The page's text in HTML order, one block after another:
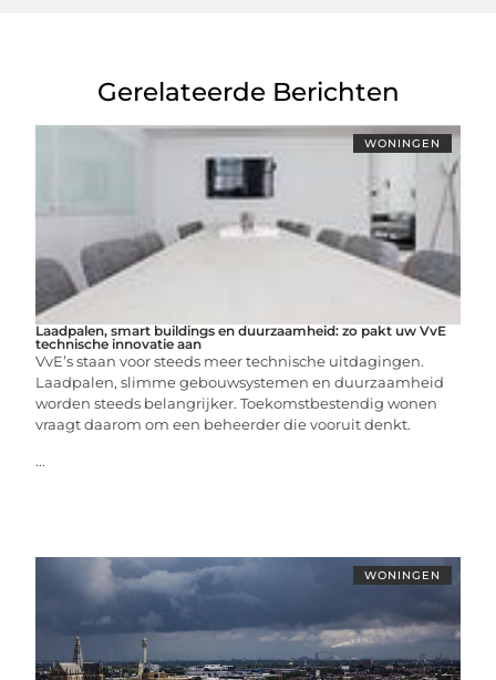
Gerelateerde Berichten
WONINGEN
Laadpalen, smart buildings en duurzaamheid: zo pakt uw VvE
technische innovatie aan
VvE’s staan voor steeds meer technische uitdagingen.
Laadpalen, slimme gebouwsystemen en duurzaamheid
worden steeds belangrijker. Toekomstbestendig wonen
vraagt daarom om een beheerder die vooruit denkt.
...
WONINGEN